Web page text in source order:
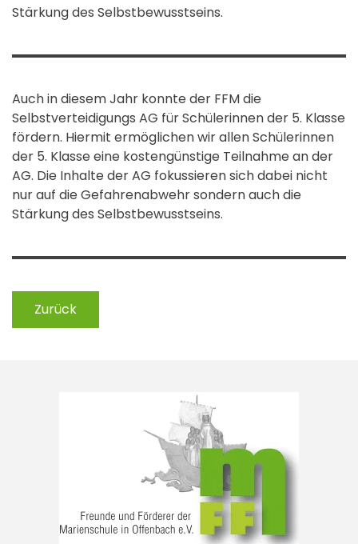
Stärkung des Selbstbewusstseins.
Auch in diesem Jahr konnte der FFM die
Selbstverteidigungs AG für Schülerinnen der 5. Klasse
fördern. Hiermit ermöglichen wir allen Schülerinnen
der 5. Klasse eine kostengünstige Teilnahme an der
AG. Die Inhalte der AG fokussieren sich dabei nicht
nur auf die Gefahrenabwehr sondern auch die
Stärkung des Selbstbewusstseins.
Zurück